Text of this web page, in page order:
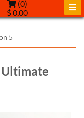
(0)
$ 0,00
5
Ultimate